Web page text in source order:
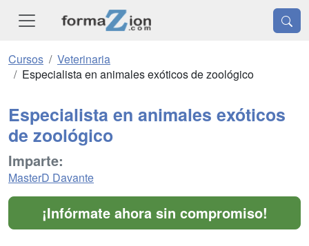
Cursos
Veterinaria
Especialista en animales exóticos de zoológico
Especialista en animales exóticos
de zoológico
Imparte:
MasterD Davante
¡Infórmate ahora sin compromiso!